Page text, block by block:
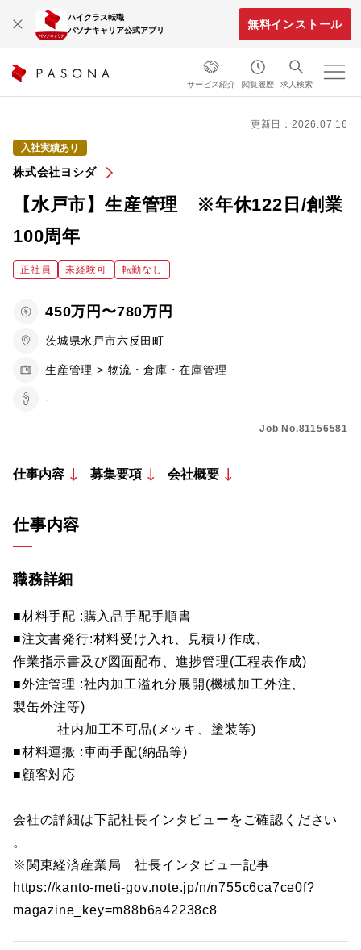
ハイクラス転職
パソナキャリア公式アプリ
無料インストール
サービス紹介 閲覧履歴 求人検索
更新日：2026.07.16
入社実績あり
株式会社ヨシダ
【水戸市】生産管理 ※年休122日/創業
100周年
正社員 未経験可 転勤なし
450万円〜780万円
茨城県水戸市六反田町
生産管理 > 物流・倉庫・在庫管理
-
Job No.81156581
仕事内容 募集要項 会社概要
仕事内容
職務詳細
■材料手配 :購入品手配手順書
■注文書発行:材料受け入れ、見積り作成、
作業指示書及び図面配布、進捗管理(工程表作成)
■外注管理 :社内加工溢れ分展開(機械加工外注、
製缶外注等)
社内加工不可品(メッキ、塗装等)
■材料運搬 :車両手配(納品等)
■顧客対応
会社の詳細は下記社長インタビューをご確認ください
。
※関東経済産業局 社長インタビュー記事
https://kanto-meti-gov.note.jp/n/n755c6ca7ce0f?
magazine_key=m88b6a42238c8